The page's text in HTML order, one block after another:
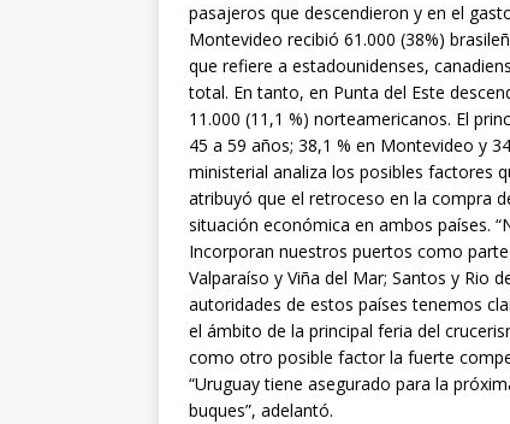
pasajeros que descendieron y en el
Montevideo recibió 61.000 (38%)
que refiere a estadounidenses,
total. En tanto, en Punta del Este
11.000 (11,1 %) norteamericanos. El
45 a 59 años; 38,1 % en Montevideo y
ministerial analiza los posibles factores
atribuyó que el retroceso en la compra
situación económica en ambos países.
Incorporan nuestros puertos como
Valparaíso y Viña del Mar; Santos y Rio
autoridades de estos países tenemos
el ámbito de la principal feria del
como otro posible factor la fuerte
“Uruguay tiene asegurado para la
buques”, adelantó.